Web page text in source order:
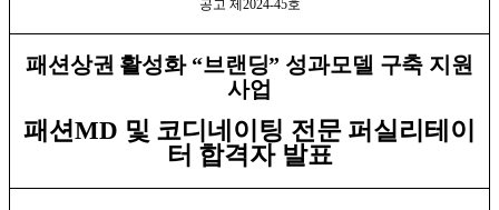
공고 제 2024-45호
패션상권 활성화 “브랜딩” 성과모델 구축 지원
사업
패션MD 및 코디네이팅 전문 퍼실리테이
터 합격자 발표